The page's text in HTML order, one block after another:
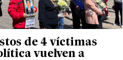
de 4 víctimas
vuelven a